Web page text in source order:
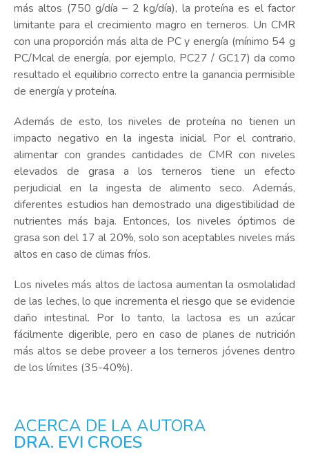
más altos (750 g/día – 2 kg/día), la proteína es el factor
limitante para el crecimiento magro en terneros. Un CMR
con una proporción más alta de PC y energía (mínimo 54 g
PC/Mcal de energía, por ejemplo, PC27 / GC17) da como
resultado el equilibrio correcto entre la ganancia permisible
de energía y proteína.
Además de esto, los niveles de proteína no tienen un
impacto negativo en la ingesta inicial. Por el contrario,
alimentar con grandes cantidades de CMR con niveles
elevados de grasa a los terneros tiene un efecto
perjudicial en la ingesta de alimento seco. Además,
diferentes estudios han demostrado una digestibilidad de
nutrientes más baja. Entonces, los niveles óptimos de
grasa son del 17 al 20%, solo son aceptables niveles más
altos en caso de climas fríos.
Los niveles más altos de lactosa aumentan la osmolalidad
de las leches, lo que incrementa el riesgo que se evidencie
daño intestinal. Por lo tanto, la lactosa es un azúcar
fácilmente digerible, pero en caso de planes de nutrición
más altos se debe proveer a los terneros jóvenes dentro
de los límites (35-40%).
ACERCA DE LA AUTORA
DRA. EVI CROES